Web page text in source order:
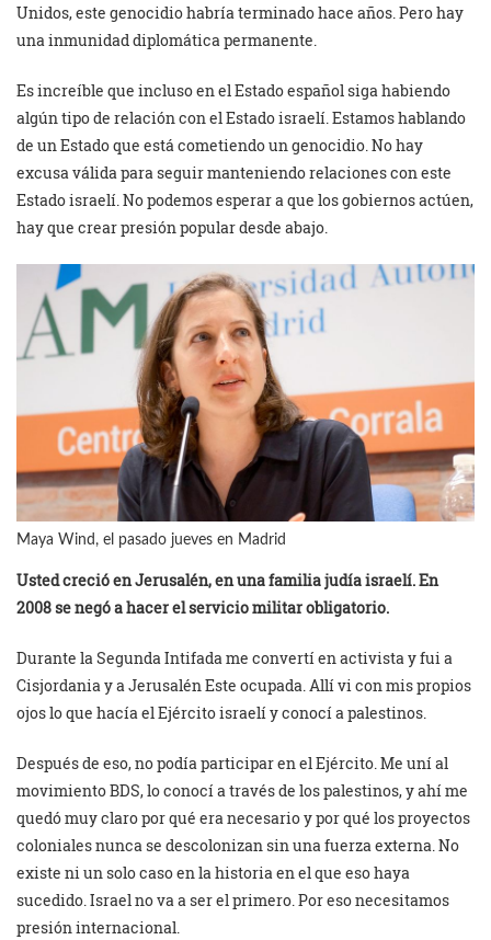
Unidos, este genocidio habría terminado hace años. Pero hay
una inmunidad diplomática permanente.
Es increíble que incluso en el Estado español siga habiendo
algún tipo de relación con el Estado israelí. Estamos hablando
de un Estado que está cometiendo un genocidio. No hay
excusa válida para seguir manteniendo relaciones con este
Estado israelí. No podemos esperar a que los gobiernos actúen,
hay que crear presión popular desde abajo.
Maya Wind, el pasado jueves en Madrid
Usted creció en Jerusalén, en una familia judía israelí. En
2008 se negó a hacer el servicio militar obligatorio.
Durante la Segunda Intifada me convertí en activista y fui a
Cisjordania y a Jerusalén Este ocupada. Allí vi con mis propios
ojos lo que hacía el Ejército israelí y conocí a palestinos.
Después de eso, no podía participar en el Ejército. Me uní al
movimiento BDS, lo conocí a través de los palestinos, y ahí me
quedó muy claro por qué era necesario y por qué los proyectos
coloniales nunca se descolonizan sin una fuerza externa. No
existe ni un solo caso en la historia en el que eso haya
sucedido. Israel no va a ser el primero. Por eso necesitamos
presión internacional.